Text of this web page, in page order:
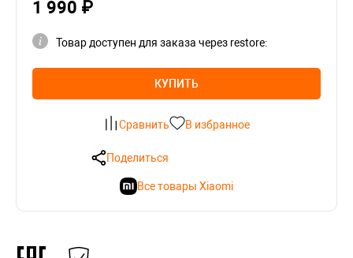
1 990 ₽
Товар доступен для заказа через restore:
КУПИТЬ
Сравнить В избранное
Поделиться
Все товары Xiaomi